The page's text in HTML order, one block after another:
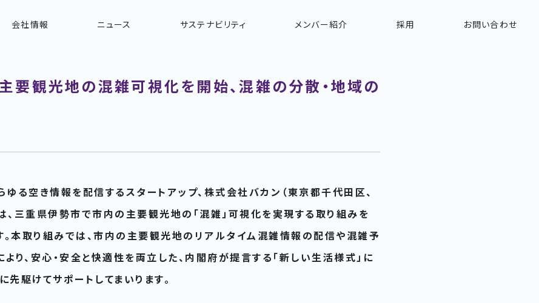
会社情報 ニュース サステナビリティ メンバー紹介 採用 お問い合わせ
要観光地の混雑可視化を開始、混雑の分散・地域の
る空き情報を配信するスタートアップ、株式会社バカン（東京都千代田区、
、三重県伊勢市で市内の主要観光地の「混雑」可視化を実現する取り組みを
本取り組みでは、市内の主要観光地のリアルタイム混雑情報の配信や混雑予
より、安心・安全と快適性を両立した、内閣府が提言する「新しい生活様式」に
先駆けてサポートしてまいります。